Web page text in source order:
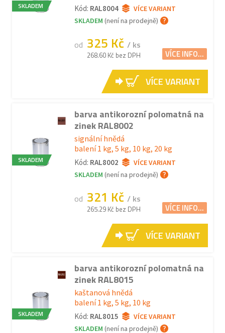
SKLADEM Kód: RAL8004
VÍCE VARIANT
SKLADEM (není na prodejně)
od 325 Kč / ks
268.60 Kč bez DPH VÍCE INFO...
VÍCE VARIANT
SKLADEM
barva antikorozní polomatná na
zinek RAL8002
signální hnědá
balení 1 kg, 5 kg, 10 kg, 20 kg
Kód: RAL8002
VÍCE VARIANT
SKLADEM (není na prodejně)
od 321 Kč / ks
265.29 Kč bez DPH VÍCE INFO...
VÍCE VARIANT
SKLADEM
barva antikorozní polomatná na
zinek RAL8015
kaštanová hnědá
balení 1 kg, 5 kg, 10 kg
Kód: RAL8015
VÍCE VARIANT
SKLADEM (není na prodejně)